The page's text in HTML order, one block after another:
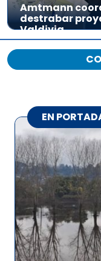
Amtmann
destrabar
Valdivia
EN